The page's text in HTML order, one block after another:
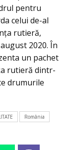
pentru
celui de-al
rutieră,
2020. În
un pachet
rutieră dintr-
drumurile
România